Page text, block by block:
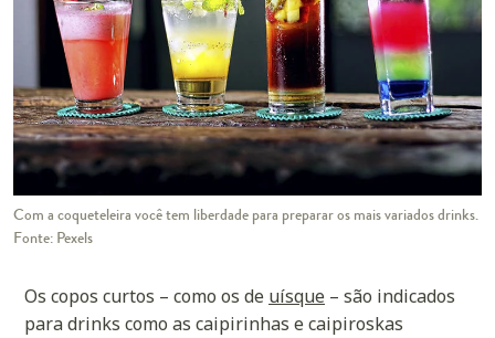
Com a coqueteleira você tem liberdade para preparar os mais variados drinks.
Fonte: Pexels
Os copos curtos – como os de uísque – são indicados
para drinks como as caipirinhas e caipiroskas